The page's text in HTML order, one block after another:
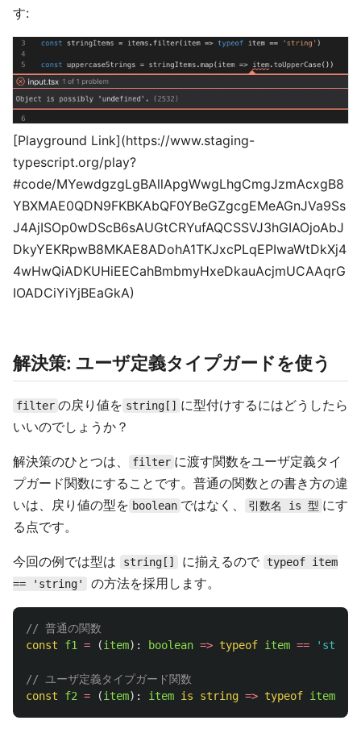
す:
[Playground Link](https://www.staging-
typescript.org/play?
#code/MYewdgzgLgBAllApgWwgLhgCmgJzmAcxgB8
YBXMAE0QDN9FKBKAbQF0YBeGZgcgEMeAGnJVa9Ss
J4AjISOp0wDScB6sAUGtCRYufAQCSSVJ3hGIAOjoAbJ
DkyYEKRpwB8MKAE8ADohA1TKJxcPLqEPIwaWtDkXj4
4wHwQiADKUHiEECahBmbmyHxeDkauAcjmUCAAqrG
IOADCiYiYjBEaGkA)
解決策: ユーザ定義タイプガードを使う
filter の戻り値を string[] に型付けするにはどうしたら
いいのでしょうか？
解決策のひとつは、 filter に渡す関数をユーザ定義タイ
プガード関数にすることです。普通の関数との書き方の違
いは、戻り値の型を boolean ではなく、 引数名 is 型 にす
る点です。
今回の例では型は string[] に揃えるので
typeof item
== 'string'
の方法を採用します。
// 普通の関数
const
f1 = (item): boolean => typeof item == ' string
// ユーザ定義タイプガード関数
const
f2 = (item): item is string => typeof item